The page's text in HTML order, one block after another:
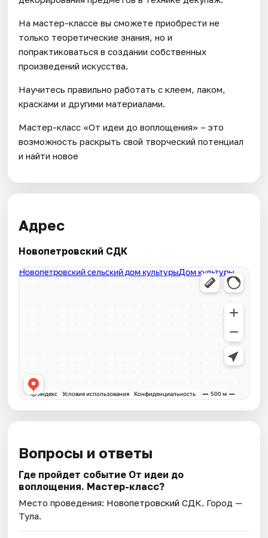
На мастер-классе вы сможете приобрести не
только теоретические знания, но и
попрактиковаться в создании собственных
произведений искусства.
Научитесь правильно работать с клеем, лаком,
красками и другими материалами.
Мастер-класс «От идеи до воплощения» – это
возможность раскрыть свой творческий потенциал
и найти новое
Адрес
Новопетровский СДК
Вопросы и ответы
Где пройдет событие От идеи до
воплощения. Мастер-класс?
Место проведения: Новопетровский СДК. Город —
Тула.